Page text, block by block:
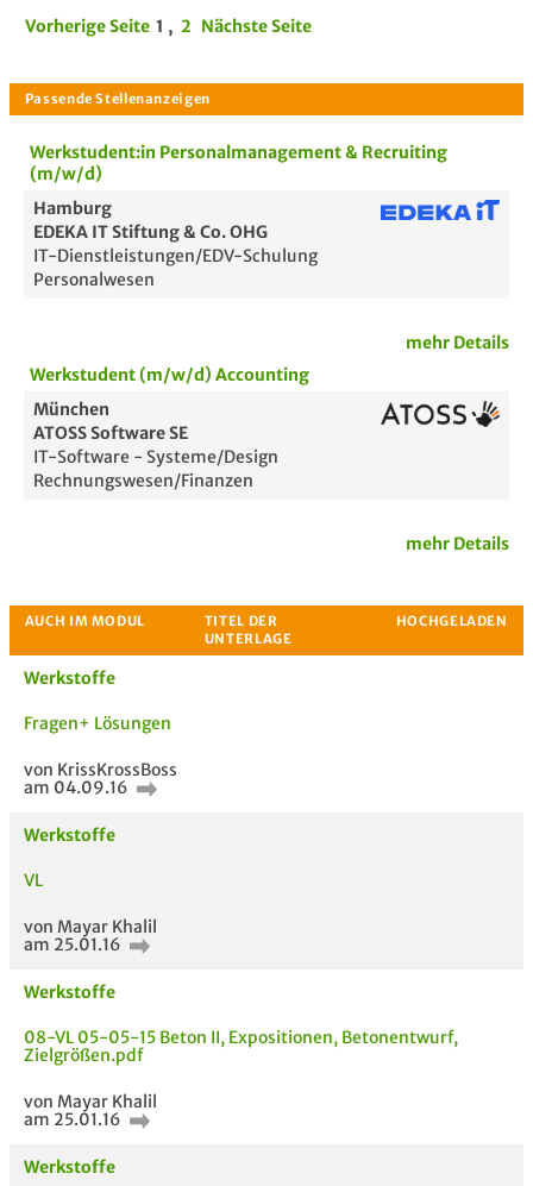
Vorherige Seite 1 , 2 Nächste Seite
Passende Stellenanzeigen
Werkstudent:in Personalmanagement & Recruiting
(m/w/d)
Hamburg
EDEKA IT Stiftung & Co. OHG
IT-Dienstleistungen/EDV-Schulung
Personalwesen
mehr Details
Werkstudent (m/w/d) Accounting
München
ATOSS Software SE
IT-Software - Systeme/Design
Rechnungswesen/Finanzen
mehr Details
Werkstoffe
Fragen+ Lösungen
von KrissKrossBoss
am 04.09.16
Werkstoffe
VL
von Mayar Khalil
am 25.01.16
Werkstoffe
08-VL 05-05-15 Beton II, Expositionen, Betonentwurf,
Zielgrößen.pdf
von Mayar Khalil
am 25.01.16
Werkstoffe